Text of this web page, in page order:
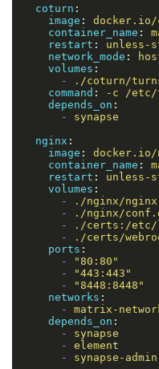
coturn :
image :
container_name :
restart :
unless-
network_mode :
volumes :
-
./coturn/
command :
-c /etc/
depends_on :
-
synapse
nginx :
image :
container_name :
restart :
unless-
volumes :
-
./nginx/
-
./nginx/
-
./certs:/etc/
-
./certs/
ports :
-
"80:80"
-
"443:443"
-
"8448:8448"
networks :
-
matrix-
depends_on :
-
synapse
-
element
-
synapse-admin